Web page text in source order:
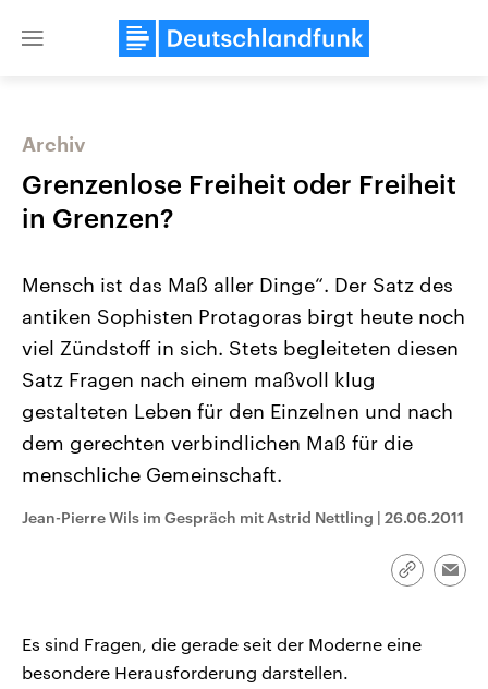
Close
Landtagswahl Sachsen-Anhalt
Alle Informationen
Sachsen-Anhalt wählt am 6.
September 2026 einen neuen
Landtag. Seit 2021 wird das
Bundesland von einer Koalition aus
Umfragen, Prognosen,
USA
Hintergründe
Wirtschaftlich und
gehören die Vereinigten
Archiv
Grenzenlose Freiheit oder Freiheit
in Grenzen?
Mensch ist das Maß aller Dinge“. Der Satz des
antiken Sophisten Protagoras birgt heute noch
viel Zündstoff in sich. Stets begleiteten diesen
Satz Fragen nach einem maßvoll klug
gestalteten Leben für den Einzelnen und nach
dem gerechten verbindlichen Maß für die
menschliche Gemeinschaft.
Jean-Pierre Wils im Gespräch mit Astrid Nettling | 26.06.2011
Link
Es sind Fragen, die gerade seit der Moderne eine
besondere Herausforderung darstellen.